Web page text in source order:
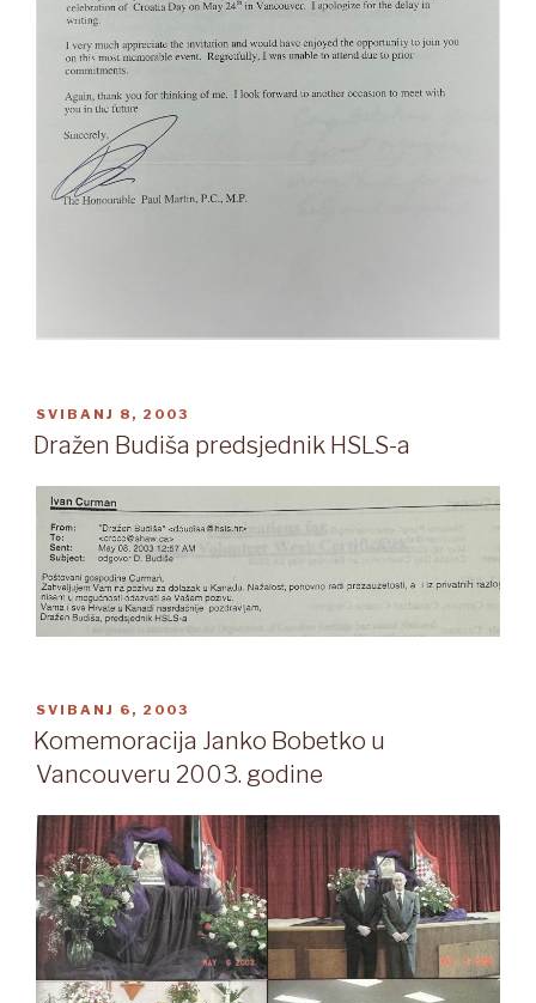
OBJAVLJENO
SVIBANJ 8, 2003
Dražen Budiša predsjednik HSLS-a
OBJAVLJENO
SVIBANJ 6, 2003
Komemoracija Janko Bobetko u
Vancouveru 2003. godine